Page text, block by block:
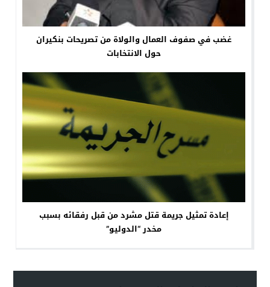
غضب في صفوف العمال والولاة من تصريحات بنكيران
حول الانتخابات
إعادة تمثيل جريمة قتل مشرد من قبل رفقائه بسبب
مخدر “الدوليو”